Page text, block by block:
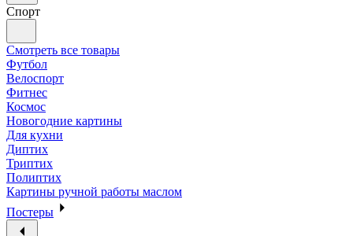
Спорт
Смотреть все товары
Футбол
Велоспорт
Фитнес
Космос
Новогодние картины
Для кухни
Диптих
Триптих
Полиптих
Картины ручной работы маслом
Постеры